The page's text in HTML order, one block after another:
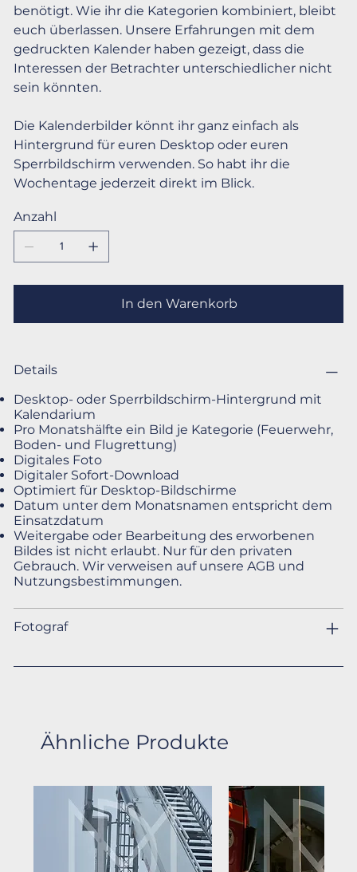
benötigt. Wie ihr die Kategorien kombiniert, bleibt
euch überlassen. Unsere Erfahrungen mit dem
gedruckten Kalender haben gezeigt, dass die
Interessen der Betrachter unterschiedlicher nicht
sein könnten.
Die Kalenderbilder könnt ihr ganz einfach als
Hintergrund für euren Desktop oder euren
Sperrbildschirm verwenden. So habt ihr die
Wochentage jederzeit direkt im Blick.
Anzahl
In den Warenkorb
Details
Desktop- oder Sperrbildschirm-Hintergrund mit
Kalendarium
Pro Monatshälfte ein Bild je Kategorie (Feuerwehr,
Boden- und Flugrettung)
Digitales Foto
Digitaler Sofort-Download
Optimiert für Desktop-Bildschirme
Datum unter dem Monatsnamen entspricht dem
Einsatzdatum
Weitergabe oder Bearbeitung des erworbenen
Bildes ist nicht erlaubt. Nur für den privaten
Gebrauch. Wir verweisen auf unsere AGB und
Nutzungsbestimmungen.
Fotograf
Ähnliche Produkte